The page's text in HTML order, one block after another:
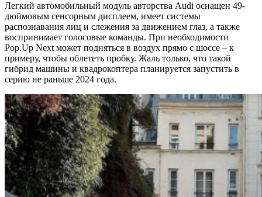
Легкий автомобильный модуль авторства Audi оснащен 49-
дюймовым сенсорным дисплеем, имеет системы
распознавания лиц и слежения за движением глаз, а также
воспринимает голосовые команды. При необходимости
Pop.Up Next может подняться в воздух прямо с шоссе – к
примеру, чтобы облететь пробку. Жаль только, что такой
гибрид машины и квадрокоптера планируется запустить в
серию не раньше 2024 года.